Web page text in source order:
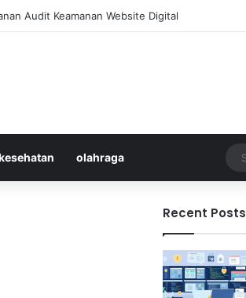
Lama Saat Digunakan
olahraga
Recent Posts